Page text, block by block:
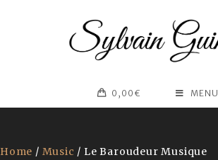
0,00 € MENU
Home / Music / Le Baroudeur Musique